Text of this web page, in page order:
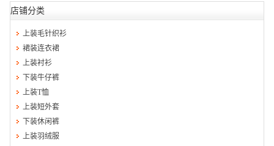
店铺分类
上装毛针织衫
裙装连衣裙
上装衬衫
下装牛仔裤
上装T恤
上装短外套
下装休闲裤
上装羽绒服